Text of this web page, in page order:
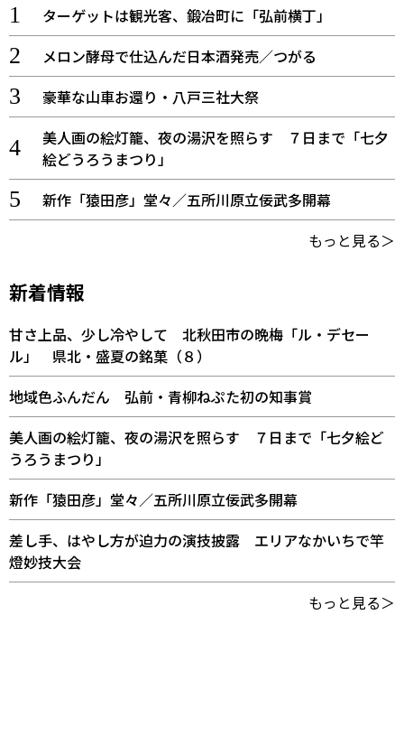
ターゲットは観光客、鍛冶町に「弘前横丁」
メロン酵母で仕込んだ日本酒発売／つがる
豪華な山車お還り・八戸三社大祭
美人画の絵灯籠、夜の湯沢を照らす ７日まで「七夕
絵どうろうまつり」
新作「猿田彦」堂々／五所川原立佞武多開幕
もっと見る＞
新着情報
甘さ上品、少し冷やして 北秋田市の晩梅「ル・デセー
ル」 県北・盛夏の銘菓（８）
地域色ふんだん 弘前・青柳ねぷた初の知事賞
美人画の絵灯籠、夜の湯沢を照らす ７日まで「七夕絵ど
うろうまつり」
新作「猿田彦」堂々／五所川原立佞武多開幕
差し手、はやし方が迫力の演技披露 エリアなかいちで竿
燈妙技大会
もっと見る＞